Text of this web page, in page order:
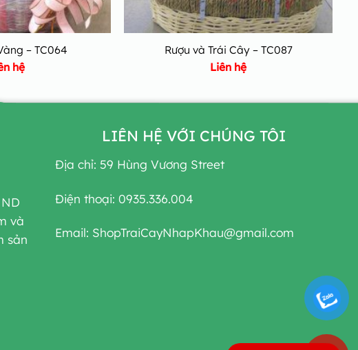
– TC064
hệ
Rượu và Trái Cây – TC087
Liên hệ
và
sản
LIÊN HỆ VỚI CHÚNG TÔI
Địa chỉ: 59 Hùng Vương Street
Điện thoại: 0935.336.004
Email: ShopTraiCayNhapKhau@gmail.com